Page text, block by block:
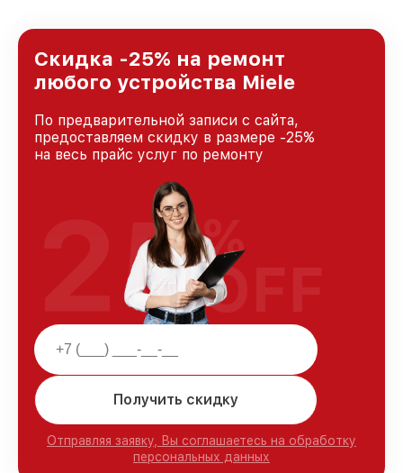
и лояльности наших клиентов.
Скидка -25% на ремонт
любого устройства Miele
По предварительной записи с сайта,
предоставляем скидку в размере -25%
на весь прайс услуг по ремонту
Получить скидку
Отправляя заявку, Вы соглашаетесь на обработку
персональных данных
25%
OFF